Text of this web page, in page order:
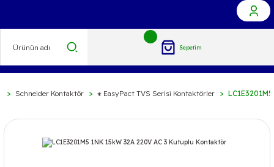
Sepetim
Schneider Kontaktör ⁕ EasyPact TVS Serisi Kontaktörler